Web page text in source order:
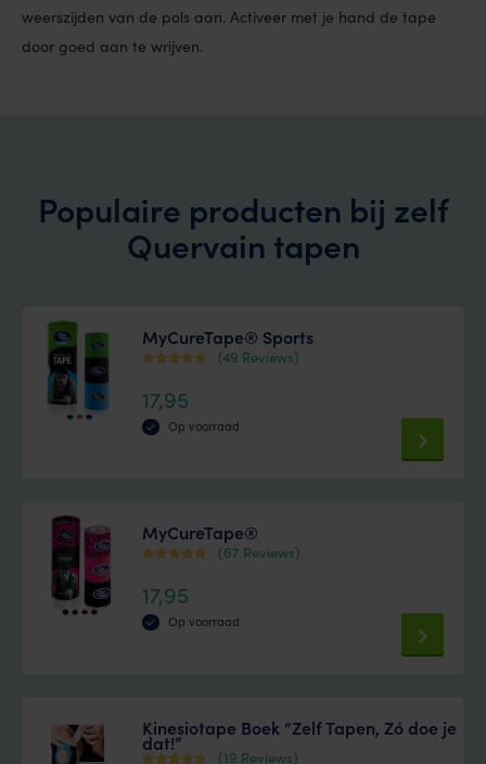
weerszijden van de pols aan. Activeer met je hand de tape
door goed aan te wrijven.
Populaire producten bij zelf
Quervain tapen
MyCureTape® Sports
4.47
uit 5
(49 Reviews)
17,95
Op voorraad
multiple
The
options
on
MyCureTape®
4.44
uit 5
(67 Reviews)
17,95
Op voorraad
multiple
Kinesiotape Boek “Zelf Tapen, Zó doe je
dat!”
(19 Reviews)